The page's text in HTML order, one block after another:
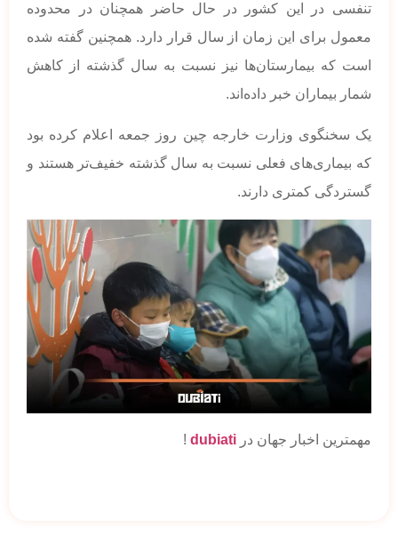
تنفسی در این کشور در حال حاضر همچنان در محدوده
معمول برای این زمان از سال قرار دارد. همچنین گفته شده
است که بیمارستان‌ها نیز نسبت به سال گذشته از کاهش
شمار بیماران خبر داده‌اند.
یک سخنگوی وزارت خارجه چین روز جمعه اعلام کرده بود
که بیماری‌های فعلی نسبت به سال گذشته خفیف‌تر هستند و
گستردگی کمتری دارند.
مهمترین اخبار جهان در dubiati
!